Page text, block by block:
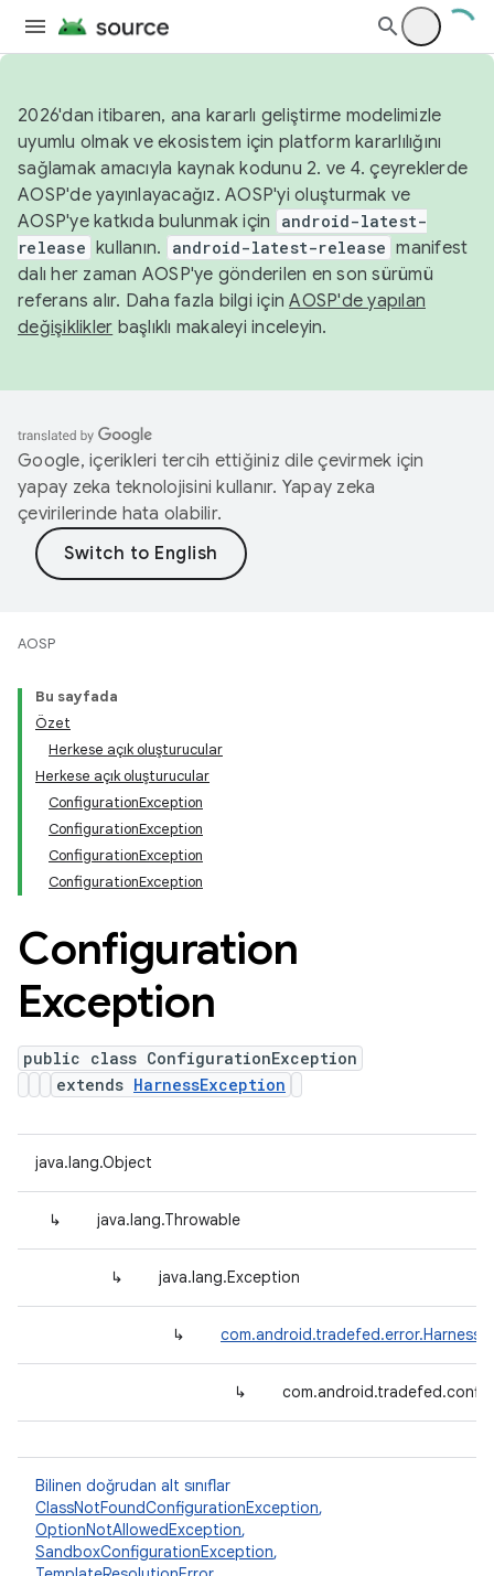
2026'dan itibaren, ana kararlı geliştirme modelimizle
uyumlu olmak ve ekosistem için platform kararlılığını
sağlamak amacıyla kaynak kodunu 2. ve 4. çeyreklerde
AOSP'de yayınlayacağız. AOSP'yi oluşturmak ve
AOSP'ye katkıda bulunmak için
android-latest-
release kullanın. android-latest-release manifest
dalı her zaman AOSP'ye gönderilen en son sürümü
referans alır. Daha fazla bilgi içinAOSP'de yapılan
değişiklikler başlıklı makaleyi inceleyin.
Google, içerikleri tercih ettiğiniz dile çevirmek için
yapay zeka teknolojisini kullanır. Yapay zeka
çevirilerinde hata olabilir.
AOSP
Bu sayfada
Özet
Herkese açık oluşturucular
Herkese açık oluşturucular
ConfigurationException
ConfigurationException
ConfigurationException
ConfigurationException
Configuration
Exception
public class ConfigurationException
extends HarnessException
java.lang.Object
↳ java.lang.Throwable
↳ java.lang.Exception
↳
↳
Bilinen doğrudan alt sınıflar
ClassNotFoundConfigurationException,
OptionNotAllowedException,
SandboxConfigurationException,